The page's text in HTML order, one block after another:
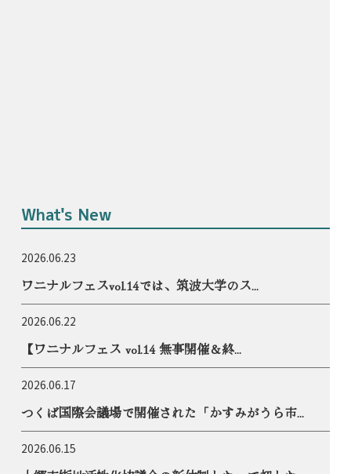
What's New
2026.06.23
ワニナルフェスvol.14では、筑波大学のス...
2026.06.22
【ワニナルフェス vol.14 無事開催＆終...
2026.06.17
つくば国際会議場で開催された「かすみがうら市...
2026.06.15